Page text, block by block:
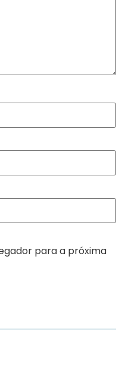
para a próxima